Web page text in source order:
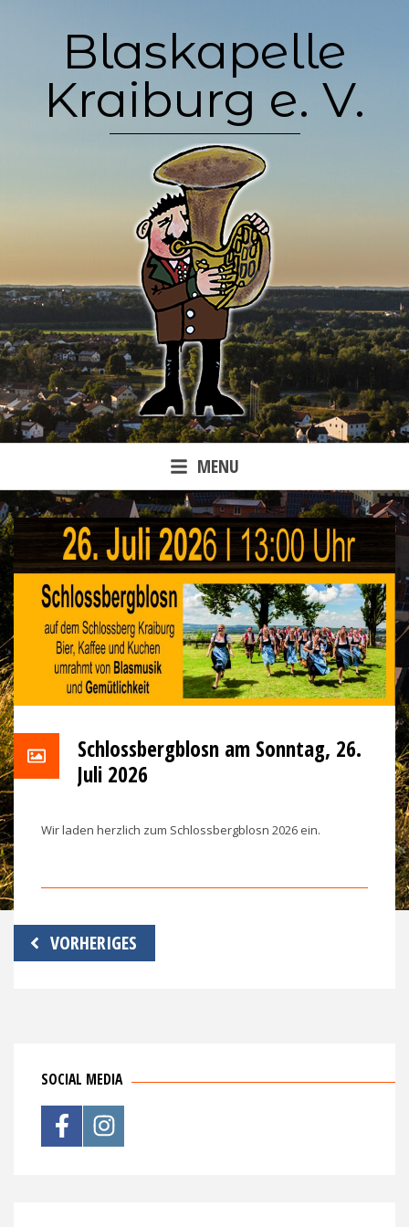
Blaskapelle
Kraiburg e. V.
MENU
Schlossbergblosn am Sonntag, 26.
Juli 2026
Wir laden herzlich zum Schlossbergblosn 2026 ein.
Beitragsnavigation
VORHERIGES
SOCIAL MEDIA